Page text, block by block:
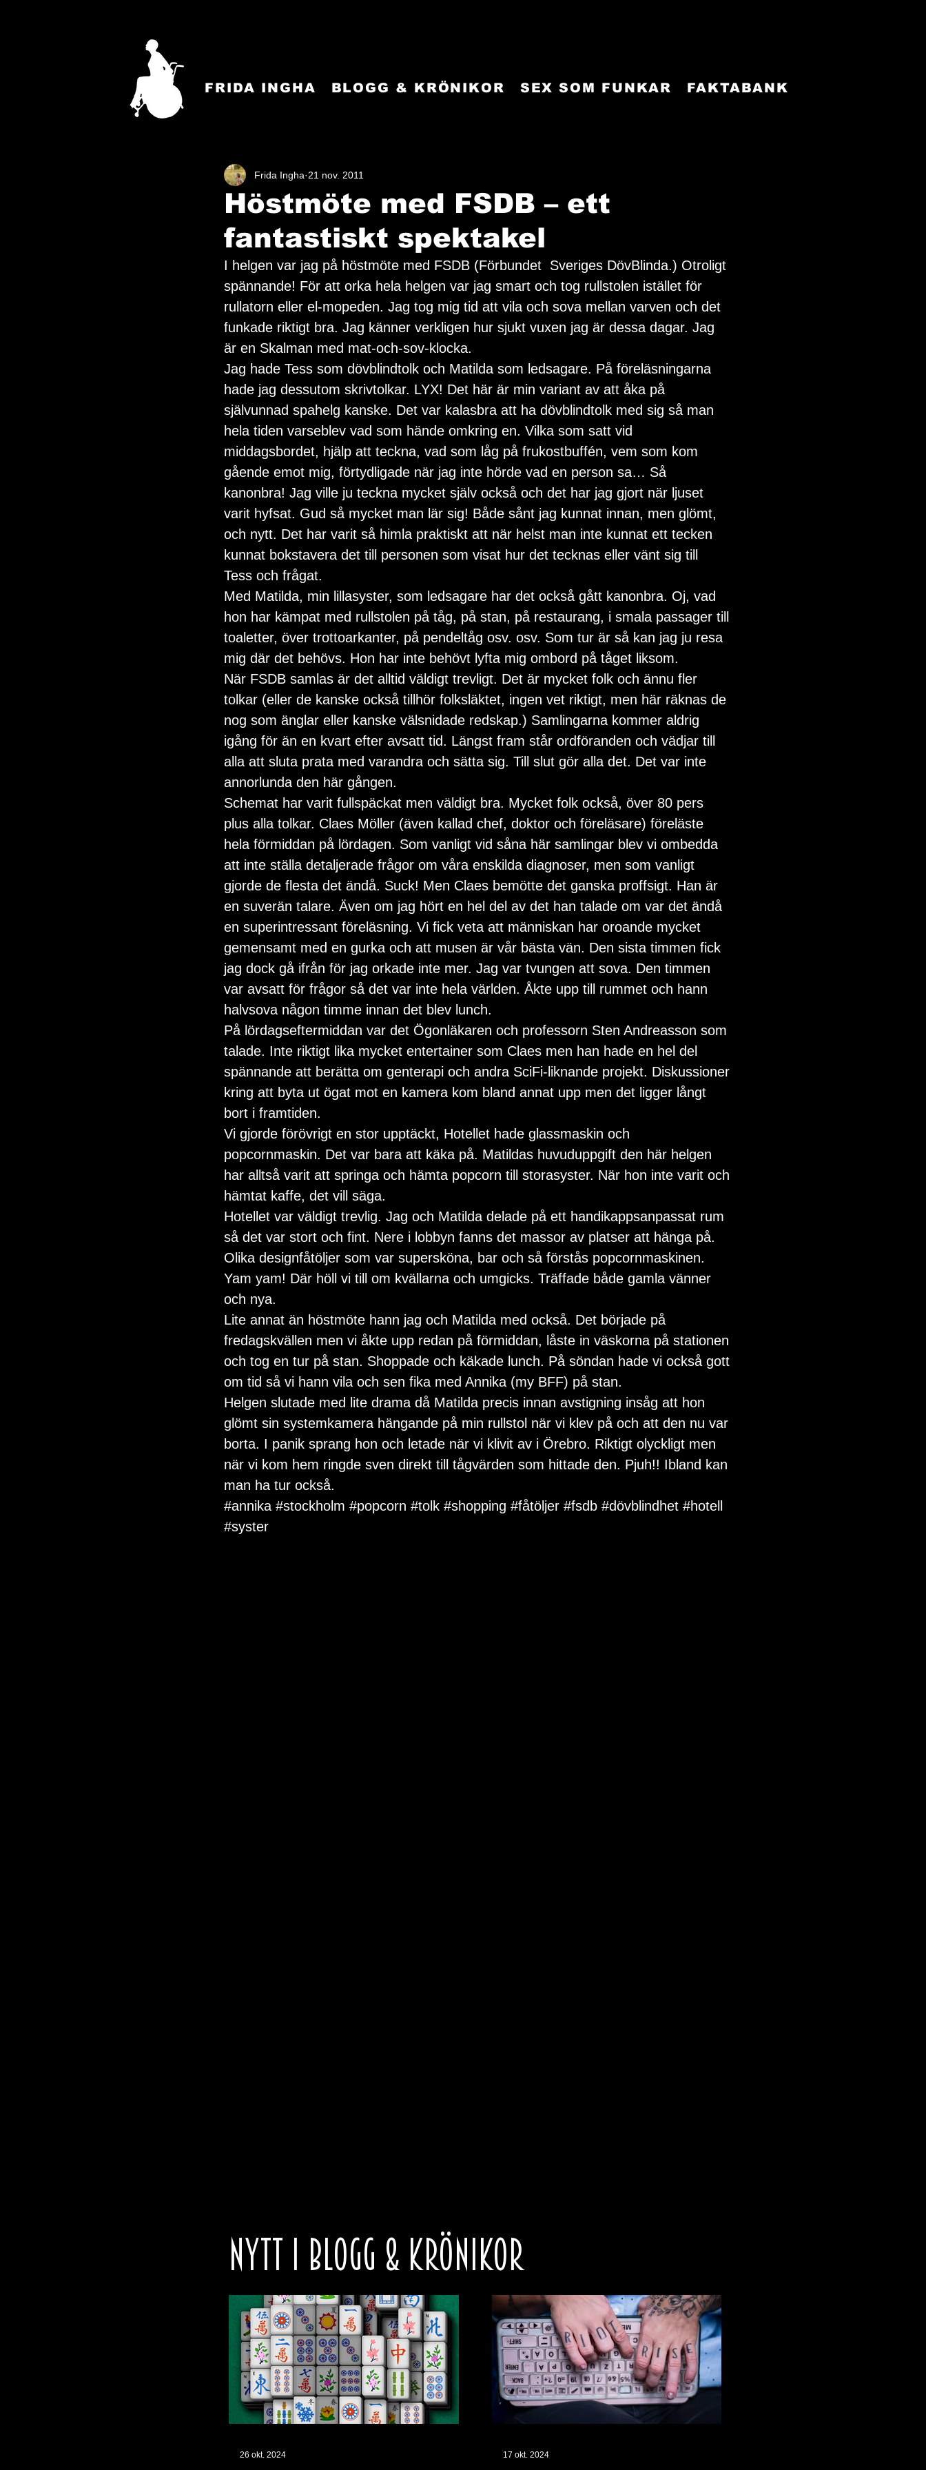
FRIDA INGHA BLOGG & KRÖNIKOR SEX SOM FUNKAR FAKTABANK
Höstmöte med FSDB – ett
fantastiskt spektakel
Frida Ingha 21 nov. 2011
I helgen var jag på höstmöte med FSDB (Förbundet  Sveriges DövBlinda.) Otroligt
spännande! För att orka hela helgen var jag smart och tog rullstolen istället för
rullatorn eller el-mopeden. Jag tog mig tid att vila och sova mellan varven och det
funkade riktigt bra. Jag känner verkligen hur sjukt vuxen jag är dessa dagar. Jag
är en Skalman med mat-och-sov-klocka.
Jag hade Tess som dövblindtolk och Matilda som ledsagare. På föreläsningarna
hade jag dessutom skrivtolkar. LYX! Det här är min variant av att åka på
självunnad spahelg kanske. Det var kalasbra att ha dövblindtolk med sig så man
hela tiden varseblev vad som hände omkring en. Vilka som satt vid
middagsbordet, hjälp att teckna, vad som låg på frukostbuffén, vem som kom
gående emot mig, förtydligade när jag inte hörde vad en person sa… Så
kanonbra! Jag ville ju teckna mycket själv också och det har jag gjort när ljuset
varit hyfsat. Gud så mycket man lär sig! Både sånt jag kunnat innan, men glömt,
och nytt. Det har varit så himla praktiskt att när helst man inte kunnat ett tecken
kunnat bokstavera det till personen som visat hur det tecknas eller vänt sig till
Tess och frågat.
Med Matilda, min lillasyster, som ledsagare har det också gått kanonbra. Oj, vad
hon har kämpat med rullstolen på tåg, på stan, på restaurang, i smala passager till
toaletter, över trottoarkanter, på pendeltåg osv. osv. Som tur är så kan jag ju resa
mig där det behövs. Hon har inte behövt lyfta mig ombord på tåget liksom.
När FSDB samlas är det alltid väldigt trevligt. Det är mycket folk och ännu fler
tolkar (eller de kanske också tillhör folksläktet, ingen vet riktigt, men här räknas de
nog som änglar eller kanske välsnidade redskap.) Samlingarna kommer aldrig
igång för än en kvart efter avsatt tid. Längst fram står ordföranden och vädjar till
alla att sluta prata med varandra och sätta sig. Till slut gör alla det. Det var inte
annorlunda den här gången.
Schemat har varit fullspäckat men väldigt bra. Mycket folk också, över 80 pers
plus alla tolkar. Claes Möller (även kallad chef, doktor och föreläsare) föreläste
hela förmiddan på lördagen. Som vanligt vid såna här samlingar blev vi ombedda
att inte ställa detaljerade frågor om våra enskilda diagnoser, men som vanligt
gjorde de flesta det ändå. Suck! Men Claes bemötte det ganska proffsigt. Han är
en suverän talare. Även om jag hört en hel del av det han talade om var det ändå
en superintressant föreläsning. Vi fick veta att människan har oroande mycket
gemensamt med en gurka och att musen är vår bästa vän. Den sista timmen fick
jag dock gå ifrån för jag orkade inte mer. Jag var tvungen att sova. Den timmen
var avsatt för frågor så det var inte hela världen. Åkte upp till rummet och hann
halvsova någon timme innan det blev lunch.
På lördagseftermiddan var det Ögonläkaren och professorn Sten Andreasson som
talade. Inte riktigt lika mycket entertainer som Claes men han hade en hel del
spännande att berätta om genterapi och andra SciFi-liknande projekt. Diskussioner
kring att byta ut ögat mot en kamera kom bland annat upp men det ligger långt
bort i framtiden.
Vi gjorde förövrigt en stor upptäckt, Hotellet hade glassmaskin och
popcornmaskin. Det var bara att käka på. Matildas huvuduppgift den här helgen
har alltså varit att springa och hämta popcorn till storasyster. När hon inte varit och
hämtat kaffe, det vill säga.
Hotellet var väldigt trevlig. Jag och Matilda delade på ett handikappsanpassat rum
så det var stort och fint. Nere i lobbyn fanns det massor av platser att hänga på.
Olika designfåtöljer som var supersköna, bar och så förstås popcornmaskinen.
Yam yam! Där höll vi till om kvällarna och umgicks. Träffade både gamla vänner
och nya.
Lite annat än höstmöte hann jag och Matilda med också. Det började på
fredagskvällen men vi åkte upp redan på förmiddan, låste in väskorna på stationen
och tog en tur på stan. Shoppade och käkade lunch. På söndan hade vi också gott
om tid så vi hann vila och sen fika med Annika (my BFF) på stan.
Helgen slutade med lite drama då Matilda precis innan avstigning insåg att hon
glömt sin systemkamera hängande på min rullstol när vi klev på och att den nu var
borta. I panik sprang hon och letade när vi klivit av i Örebro. Riktigt olyckligt men
när vi kom hem ringde sven direkt till tågvärden som hittade den. Pjuh!! Ibland kan
man ha tur också.
#annika #stockholm #popcorn #tolk #shopping #fåtöljer #fsdb #dövblindhet #hotell
#syster
NYTT I BLOGG & KRÖNIKOR
26 okt. 2024 17 okt. 2024